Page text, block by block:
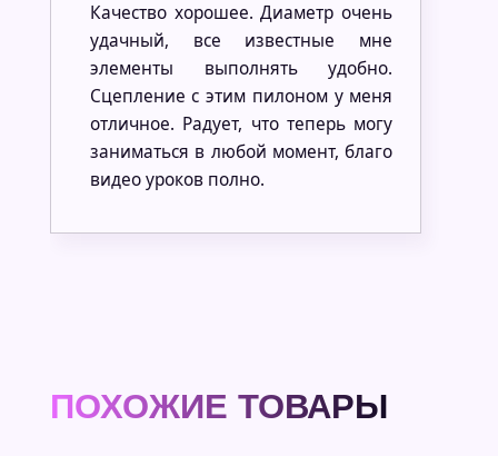
Качество хорошее. Диаметр очень
удачный, все известные мне
элементы выполнять удобно.
Сцепление с этим пилоном у меня
отличное. Радует, что теперь могу
заниматься в любой момент, благо
видео уроков полно.
ПОХОЖИЕ ТОВАРЫ